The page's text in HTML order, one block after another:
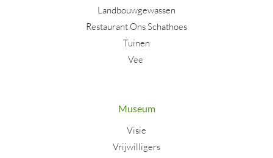
Landbouwgewassen
Restaurant Ons Schathoes
Tuinen
Vee
Museum
Visie
Vrijwilligers